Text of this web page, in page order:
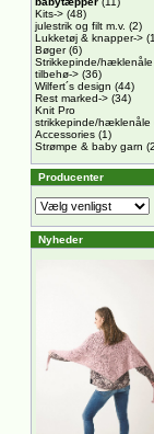
Kits-> (48)
julestrik og filt m.v. (2)
Lukketøj & knapper->
Bøger(6)
Strikkepinde/hæklenåle
tilbehø-> (36)
Wilfert´s design (44)
Rest marked-> (34)
Knit Pro
strikkepinde/hæklenåle
Accessories (1)
Strømpe & baby garn
Producenter
Nyheder